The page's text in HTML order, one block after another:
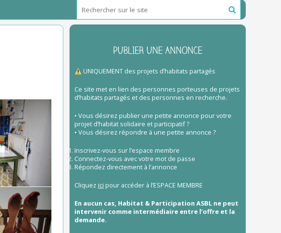
PUBLIER UNE ANNONCE
UNIQUEMENT des projets d’habitats partagés
Ce site met en lien des personnes porteuses de projets
d’habitats partagés et des personnes en recherche.
• Vous désirez publier une petite annonce pour votre
projet d’habitat solidaire et participatif ?
• Vous désirez répondre à une petite annonce ?
Inscrivez-vous sur l’espace membre
Connectez-vous avec votre mot de passe
Répondez directement à l’annonce
Cliquez ici pour accéder à l’ESPACE MEMBRE
En aucun cas, Habitat & Participation ASBL ne peut
intervenir comme intermédiaire entre l’offre et la
demande.